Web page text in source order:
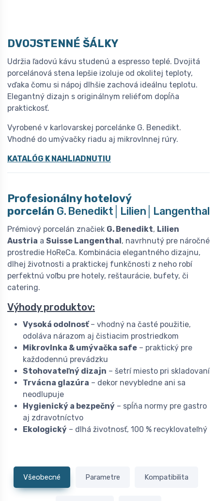
DVOJSTENNÉ ŠÁLKY
Udržia ľadovú kávu studenú a espresso teplé. Dvojitá
porcelánová stena lepšie izoluje od okolitej teploty,
vďaka čomu si nápoj dlhšie zachová ideálnu teplotu.
Elegantný dizajn s originálnym reliéfom dopĺňa
praktickosť.
Vyrobené v karlovarskej porcelánke G. Benedikt.
Vhodné do umývačky riadu aj mikrovlnnej rúry.
KATALÓG K NAHLIADNUTIU
Profesionálny hotelový
porcelán G. Benedikt│Lilien│Langenthal
Prémiový porcelán značiek G. Benedikt, Lilien
Austria a Suisse Langenthal , navrhnutý pre náročné
prostredie HoReCa. Kombinácia elegantného dizajnu,
dlhej životnosti a praktickej funkčnosti z neho robí
perfektnú voľbu pre hotely, reštaurácie, bufety, či
catering.
Výhody produktov:
Vysoká odolnosť– vhodný na časté použitie,
odoláva nárazom aj čistiacim prostriedkom
Mikrovlnka & umývačka safe – praktický pre
každodennú prevádzku
Stohovateľný dizajn – šetrí miesto pri skladovaní
Trvácna glazúra – dekor nevybledne ani sa
neodlupuje
Hygienický a bezpečný – spĺňa normy pre gastro
aj zdravotníctvo
Ekologický – dlhá životnosť, 100 % recyklovateľný
Všeobecné Parametre Kompatibilita